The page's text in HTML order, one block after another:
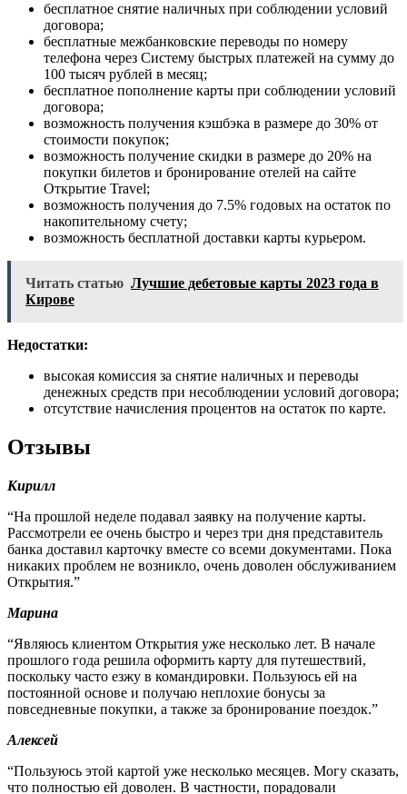
бесплатное снятие наличных при соблюдении условий
договора;
бесплатные межбанковские переводы по номеру
телефона через Систему быстрых платежей на сумму до
100 тысяч рублей в месяц;
бесплатное пополнение карты при соблюдении условий
договора;
возможность получения кэшбэка в размере до 30% от
стоимости покупок;
возможность получение скидки в размере до 20% на
покупки билетов и бронирование отелей на сайте
Открытие Travel;
возможность получения до 7.5% годовых на остаток по
накопительному счету;
возможность бесплатной доставки карты курьером.
Читать статью Лучшие дебетовые карты 2023 года в
Кирове
Недостатки:
высокая комиссия за снятие наличных и переводы
денежных средств при несоблюдении условий договора;
отсутствие начисления процентов на остаток по карте.
Отзывы
Кирилл
“На прошлой неделе подавал заявку на получение карты.
Рассмотрели ее очень быстро и через три дня представитель
банка доставил карточку вместе со всеми документами. Пока
никаких проблем не возникло, очень доволен обслуживанием
Открытия.”
Марина
“Являюсь клиентом Открытия уже несколько лет. В начале
прошлого года решила оформить карту для путешествий,
поскольку часто езжу в командировки. Пользуюсь ей на
постоянной основе и получаю неплохие бонусы за
повседневные покупки, а также за бронирование поездок.”
Алексей
“Пользуюсь этой картой уже несколько месяцев. Могу сказать,
что полностью ей доволен. В частности, порадовали